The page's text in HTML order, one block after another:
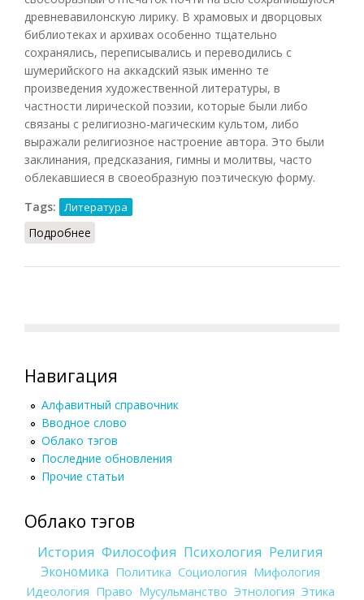
древневавилонскую лирику. В храмовых и дворцовых
библиотеках и архивах особенно тщательно
сохранялись, переписывались и переводились с
шумерийского на аккадский язык именно те
произведения художественной литературы, в
частности лирической поэзии, которые были либо
связаны с религиозно-магическим культом, либо
выражали религиозное настроение автора. Это были
заклинания, предсказания, гимны и молитвы, часто
облекавшиеся в своеобразную поэтическую форму.
Tags:
Литература
Подробнее
Навигация
Алфавитный справочник
Вводное слово
Облако тэгов
Последние обновления
Прочие статьи
Облако тэгов
История Философия Психология Религия
Экономика Политика Социология Мифология
Идеология Право Мусульманство Этнология Этика